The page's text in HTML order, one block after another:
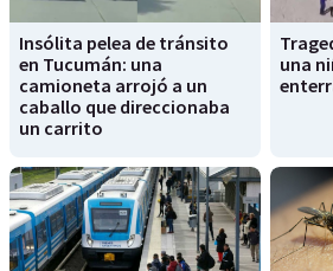
Insólita pelea de tránsito
en Tucumán: una
camioneta arrojó a un
caballo que direccionaba
un carrito
una